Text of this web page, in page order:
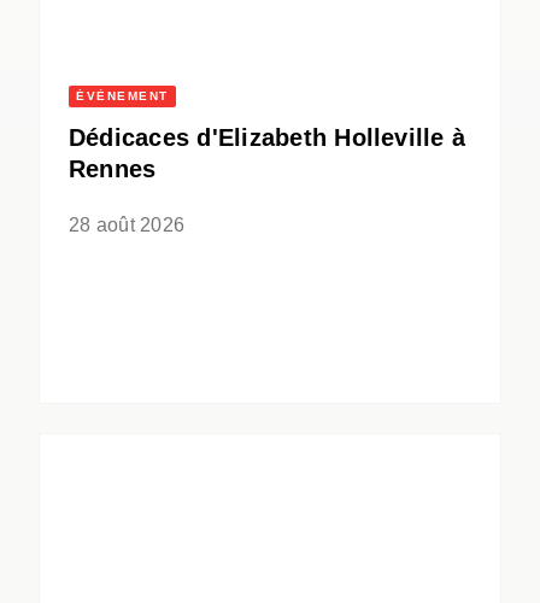
ÉVÈNEMENT
Dédicaces d'Elizabeth Holleville à
Rennes
28 août 2026